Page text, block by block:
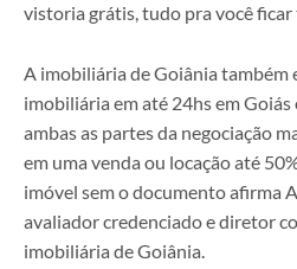
vistoria grátis, tudo pra você
A imobiliária de Goiânia também
imobiliária em até 24hs em
ambas as partes da negociação
em uma venda ou locação até
imóvel sem o documento afirma
avaliador credenciado e diretor
imobiliária de Goiânia.